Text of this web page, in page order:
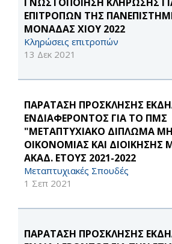
ΕΠΙΤΡΟΠΩΝ ΤΗΣ
ΜΟΝΑΔΑΣ ΧΙΟΥ 2022
Κληρώσεις επιτροπών
13 Δεκ 2021
ΠΑΡΑΤΑΣΗ ΠΡΟΣΚΛΗΣΗΣ
ΕΝΔΙΑΦΕΡΟΝΤΟΣ ΓΙΑ ΤΟ ΠΜΣ
"ΜΕΤΑΠΤΥΧΙΑΚΟ ΔΙΠΛΩΜΑ
ΟΙΚΟΝΟΜΙΑΣ ΚΑΙ ΔΙΟΙΚΗΣΗΣ
ΑΚΑΔ. ΕΤΟΥΣ 2021-2022
Μεταπτυχιακές Σπουδές
1 Σεπ 2021
ΠΑΡΑΤΑΣΗ ΠΡΟΣΚΛΗΣΗΣ